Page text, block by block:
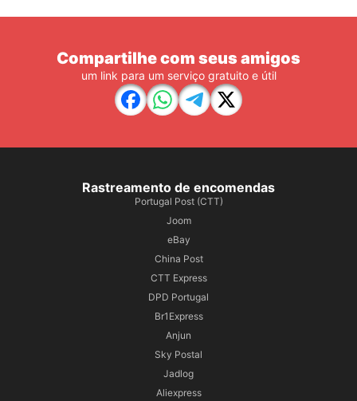
Compartilhe com seus amigos
um link para um serviço gratuito e útil
Rastreamento de encomendas
Portugal Post (CTT)
Joom
eBay
China Post
CTT Express
DPD Portugal
Br1Express
Anjun
Sky Postal
Jadlog
Aliexpress